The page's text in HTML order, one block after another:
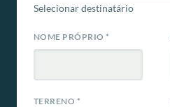
Selecionar destinatário
NOME PRÓPRIO*
TERRENO *